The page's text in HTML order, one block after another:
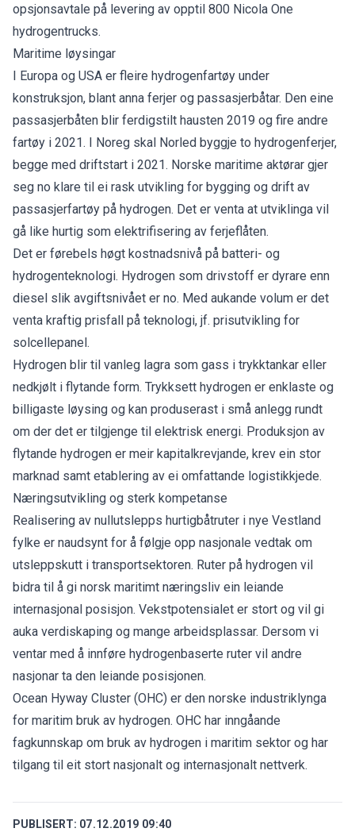
opsjonsavtale på levering av opptil 800 Nicola One
hydrogentrucks.
Maritime løysingar
I Europa og USA er fleire hydrogenfartøy under
konstruksjon, blant anna ferjer og passasjerbåtar. Den eine
passasjerbåten blir ferdigstilt hausten 2019 og fire andre
fartøy i 2021. I Noreg skal Norled byggje to hydrogenferjer,
begge med driftstart i 2021. Norske maritime aktørar gjer
seg no klare til ei rask utvikling for bygging og drift av
passasjerfartøy på hydrogen. Det er venta at utviklinga vil
gå like hurtig som elektrifisering av ferjeflåten.
Det er førebels høgt kostnadsnivå på batteri- og
hydrogenteknologi. Hydrogen som drivstoff er dyrare enn
diesel slik avgiftsnivået er no. Med aukande volum er det
venta kraftig prisfall på teknologi, jf. prisutvikling for
solcellepanel.
Hydrogen blir til vanleg lagra som gass i trykktankar eller
nedkjølt i flytande form. Trykksett hydrogen er enklaste og
billigaste løysing og kan produserast i små anlegg rundt
om der det er tilgjenge til elektrisk energi. Produksjon av
flytande hydrogen er meir kapitalkrevjande, krev ein stor
marknad samt etablering av ei omfattande logistikkjede.
Næringsutvikling og sterk kompetanse
Realisering av nullutslepps hurtigbåtruter i nye Vestland
fylke er naudsynt for å følgje opp nasjonale vedtak om
utsleppskutt i transportsektoren. Ruter på hydrogen vil
bidra til å gi norsk maritimt næringsliv ein leiande
internasjonal posisjon. Vekstpotensialet er stort og vil gi
auka verdiskaping og mange arbeidsplassar. Dersom vi
ventar med å innføre hydrogenbaserte ruter vil andre
nasjonar ta den leiande posisjonen.
Ocean Hyway Cluster (OHC) er den norske industriklynga
for maritim bruk av hydrogen. OHC har inngåande
fagkunnskap om bruk av hydrogen i maritim sektor og har
tilgang til eit stort nasjonalt og internasjonalt nettverk.
PUBLISERT: 07.12.2019 09:40